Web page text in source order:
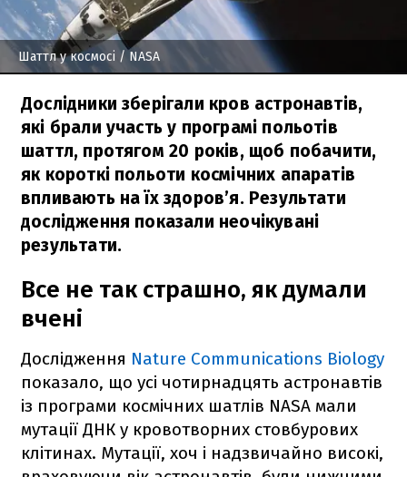
Шаттл у космосі / NASA
Дослідники зберігали кров астронавтів,
які брали участь у програмі польотів
шаттл, протягом 20 років, щоб побачити,
як короткі польоти космічних апаратів
впливають на їх здоров’я. Результати
дослідження показали неочікувані
результати.
Все не так страшно, як думали
вчені
Дослідження Nature Communications Biology
показало, що усі чотирнадцять астронавтів
із програми космічних шатлів NASA мали
мутації ДНК у кровотворних стовбурових
клітинах. Мутації, хоч і надзвичайно високі,